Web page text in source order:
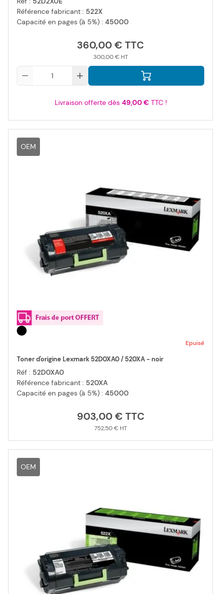
Référence fabricant : 522X
Capacité en pages (à 5%) : 45000
360,00 €
300,00 €
Livraison offerte dès 49,00 €TTC !
OEM
Epuisé
Toner d'origine Lexmark 52D0XA0 / 520XA - noir
Réf : 52D0XA0
Référence fabricant : 520XA
Capacité en pages (à 5%) : 45000
903,00 €
752,50 €
OEM